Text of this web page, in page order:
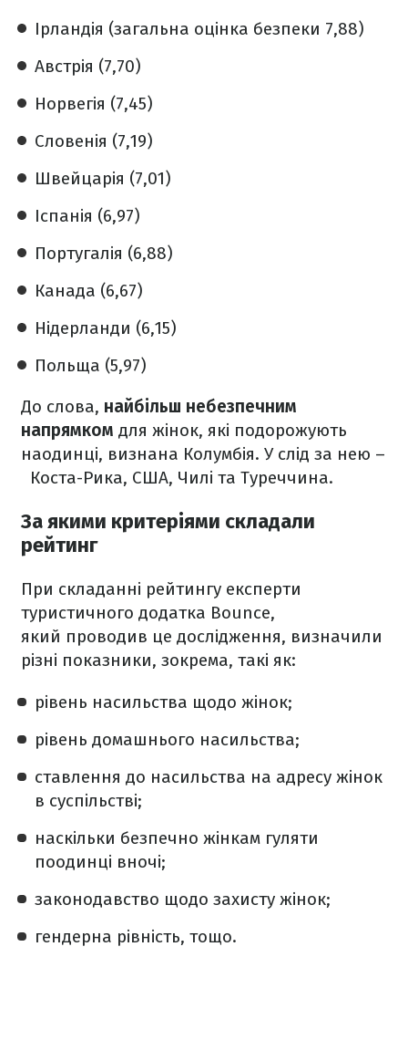
Ірландія (загальна оцінка безпеки 7,88)
Австрія (7,70)
Норвегія (7,45)
Словенія (7,19)
Швейцарія (7,01)
Іспанія (6,97)
Португалія (6,88)
Канада (6,67)
Нідерланди (6,15)
Польща (5,97)
До слова, найбільш небезпечним
напрямком для жінок, які подорожують
наодинці, визнана Колумбія. У слід за нею –
Коста-Рика, США, Чилі та Туреччина.
За якими критеріями складали
рейтинг
При складанні рейтингу експерти
туристичного додатка Bounce,
який проводив це дослідження, визначили
різні показники, зокрема, такі як:
рівень насильства щодо жінок;
рівень домашнього насильства;
ставлення до насильства на адресу жінок
в суспільстві;
наскільки безпечно жінкам гуляти
поодинці вночі;
законодавство щодо захисту жінок;
гендерна рівність, тощо.